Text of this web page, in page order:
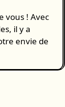
vous ! Avec
il y a
envie de